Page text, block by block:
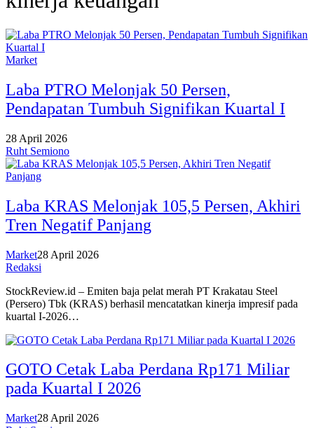
Market
Laba PTRO Melonjak 50 Persen,
Pendapatan Tumbuh Signifikan Kuartal I
28 April 2026
Ruht Semiono
Laba KRAS Melonjak 105,5 Persen, Akhiri
Tren Negatif Panjang
Market28 April 2026
Redaksi
StockReview.id – Emiten baja pelat merah PT Krakatau Steel
(Persero) Tbk (KRAS) berhasil mencatatkan kinerja impresif pada
kuartal I-2026…
GOTO Cetak Laba Perdana Rp171 Miliar
pada Kuartal I 2026
Market28 April 2026